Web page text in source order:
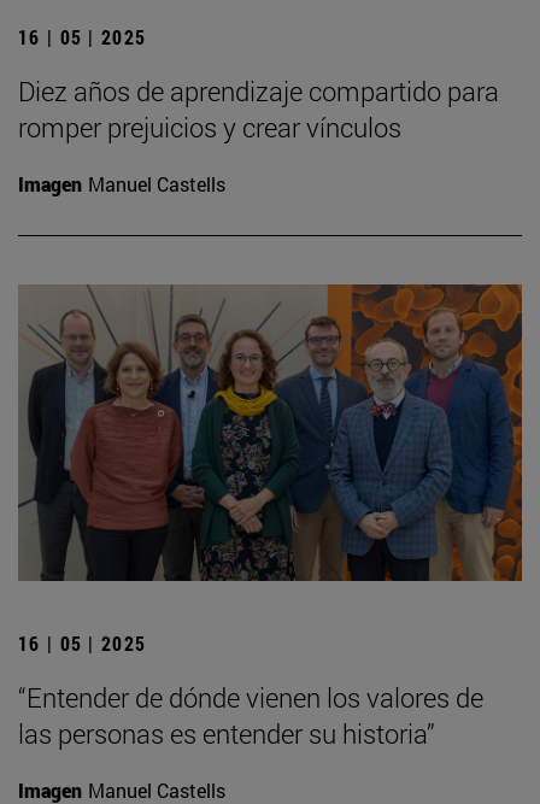
16 | 05 | 2025
Diez años de aprendizaje compartido para
romper prejuicios y crear vínculos
Imagen Manuel Castells
16 | 05 | 2025
“Entender de dónde vienen los valores de
las personas es entender su historia”
Imagen Manuel Castells